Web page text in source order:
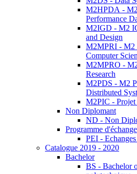
M2HPDA -
Performance
M2IGD - M2
and Design
M2MPRI - M2
Computer
M2MPRO -
Research
M2PDS - M2
Distributed
M2PIC -
Non Diplomant
ND - Non
Programme d'échange
PEI -
Catalogue 2019 - 2020
Bachelor
BS - Bachelor